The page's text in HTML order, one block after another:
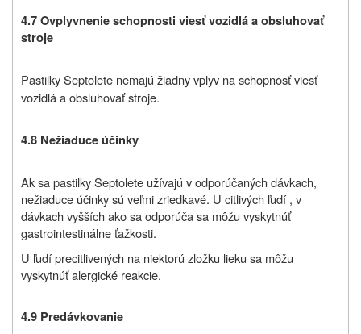
4.7 Ovplyvnenie schopnosti viesť vozidlá a obsluhovať
stroje
Pastilky Septolete nemajú žiadny vplyv na schopnosť viesť
vozidlá a obsluhovať stroje.
4.8 Nežiaduce účinky
Ak sa pastilky Septolete užívajú v odporúčaných dávkach,
nežiaduce účinky sú veľmi zriedkavé. U citlivých ľudí , v
dávkach vyšších ako sa odporúča sa môžu vyskytnúť
gastrointestinálne ťažkosti.
U ľudí precitlivených na niektorú zložku lieku sa môžu
vyskytnúť alergické reakcie.
4.9 Predávkovanie